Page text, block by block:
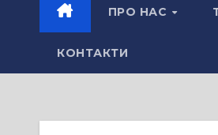
ПРО НАС
КОНТАКТИ